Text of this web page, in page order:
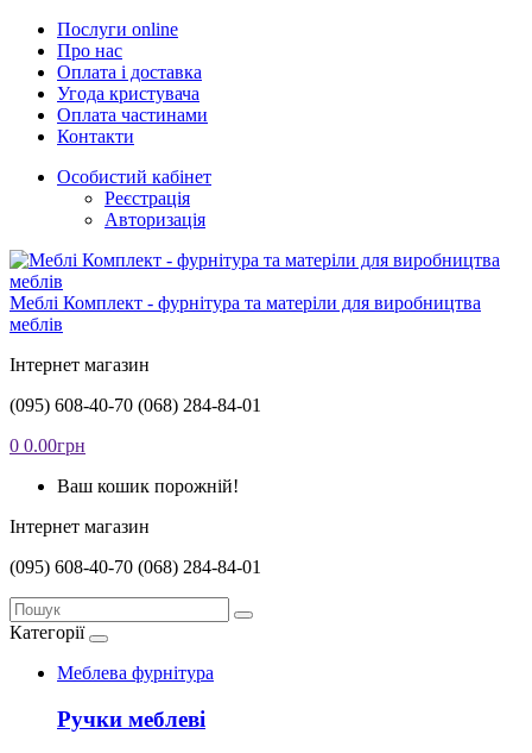
Послуги online
Про нас
Оплата і доставка
Угода кристувача
Оплата частинами
Контакти
Особистий кабінет
Реєстрація
Авторизація
Меблі Комплект - фурнітура та матеріли для виробництва
меблів
Інтернет магазин
(095) 608-40-70 (068) 284-84-01
0 0.00грн
Ваш кошик порожній!
Інтернет магазин
(095) 608-40-70 (068) 284-84-01
Категорії
Меблева фурнітура
Ручки меблеві